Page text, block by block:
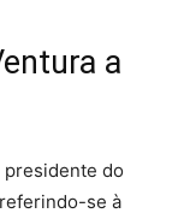
a
presidente do
referindo-se à